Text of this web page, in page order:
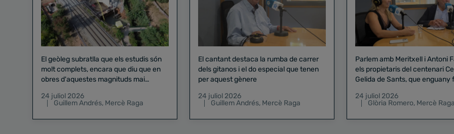
El geòleg subratlla que els estudis són
molt complets, encara que diu que en
obres d'aquestes magnituds mai
24 juliol 2026
Guillem Andrés, Mercè Raga
El cantant destaca la rumba de carrer
dels gitanos i el do especial que tenen
per aquest gènere
24 juliol 2026
Guillem Andrés, Mercè Raga
Parlem amb Meritxell i Antoni
els propietaris del centenari Celler
Gelida de Sants, que enguany
24 juliol 2026
Glòria Romero, Mercè Raga